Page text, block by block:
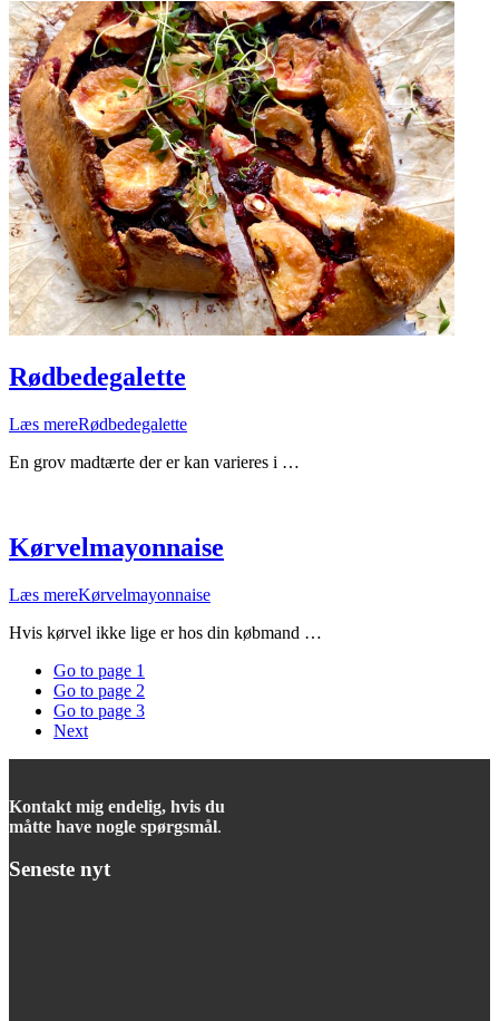
Rødbedegalette
Læs mereRødbedegalette
En grov madtærte der er kan varieres i …
Kørvelmayonnaise
Læs mereKørvelmayonnaise
Hvis kørvel ikke lige er hos din købmand …
Go to page 1
Go to page 2
Go to page 3
Next
Kontakt mig endelig, hvis du
måtte have nogle spørgsmål.
Seneste nyt